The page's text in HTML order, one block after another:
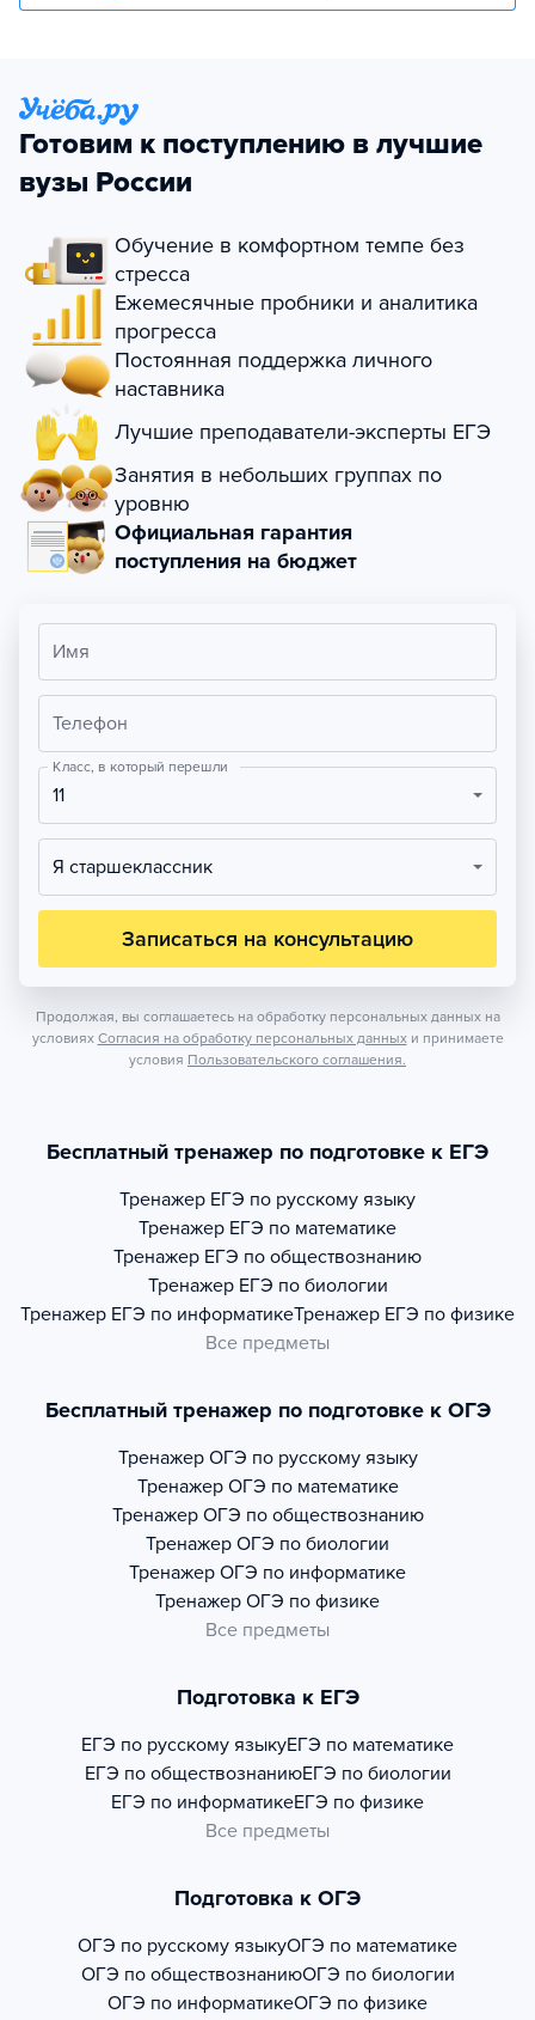
Готовим к поступлению в лучшие
вузы России
Обучение в комфортном темпе без
стресса
Ежемесячные пробники и аналитика
прогресса
Постоянная поддержка личного
наставника
Лучшие преподаватели-эксперты ЕГЭ
Занятия в небольших группах по
уровню
Официальная гарантия
поступления на бюджет
Имя
Телефон
Класс, в который перешли
11
Я старшеклассник
Записаться на консультацию
Продолжая, вы соглашаетесь на обработку персональных данных на
условиях Согласия на обработку персональных данных и принимаете
условия Пользовательского соглашения.
Бесплатный тренажер по подготовке к ЕГЭ
Тренажер ЕГЭ по русскому языку
Тренажер ЕГЭ по математике
Тренажер ЕГЭ по обществознанию
Тренажер ЕГЭ по биологии
Тренажер ЕГЭ по информатикеТренажер ЕГЭ по физике
Все предметы
Бесплатный тренажер по подготовке к ОГЭ
Тренажер ОГЭ по русскому языку
Тренажер ОГЭ по математике
Тренажер ОГЭ по обществознанию
Тренажер ОГЭ по биологии
Тренажер ОГЭ по информатике
Тренажер ОГЭ по физике
Все предметы
Подготовка к ЕГЭ
ЕГЭ по русскому языкуЕГЭ по математике
ЕГЭ по обществознаниюЕГЭ по биологии
ЕГЭ по информатикеЕГЭ по физике
Все предметы
Подготовка к ОГЭ
ОГЭ по русскому языкуОГЭ по математике
ОГЭ по обществознаниюОГЭ по биологии
ОГЭ по информатикеОГЭ по физике